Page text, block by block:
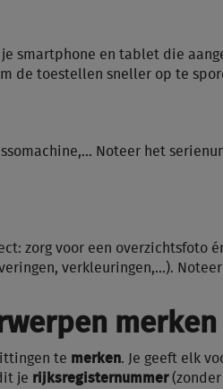
je smartphone en tablet die
de toestellen sneller op te
Noteer het
zorg voor een overzichtsfoto
verkleuringen,…).
merken
te merken. Je geeft elk
je rijksregisternummer(zonder